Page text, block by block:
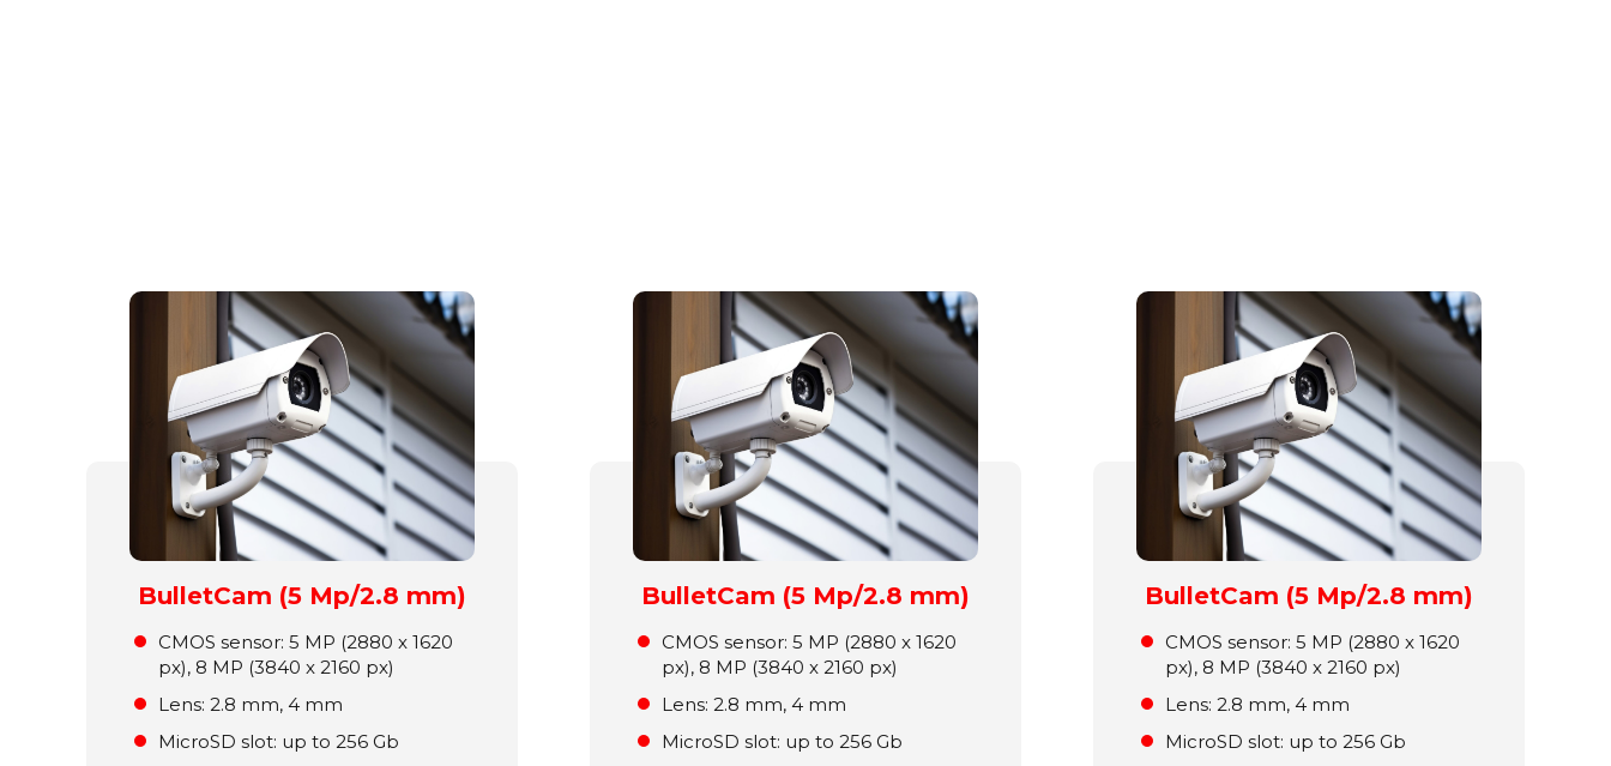
BulletCam (5 Mp/2.8 mm)
СMOS sensor: 5 MP (2880 x 1620
px), 8 MP (3840 x 2160 px)
Lens: 2.8 mm, 4 mm
MicroSD slot: up to 256 Gb
BulletCam (5 Mp/2.8 mm)
СMOS sensor: 5 MP (2880 x 1620
px), 8 MP (3840 x 2160 px)
Lens: 2.8 mm, 4 mm
MicroSD slot: up to 256 Gb
BulletCam (5 Mp/2.8 mm)
СMOS sensor: 5 MP (2880 x 1620
px), 8 MP (3840 x 2160 px)
Lens: 2.8 mm, 4 mm
MicroSD slot: up to 256 Gb